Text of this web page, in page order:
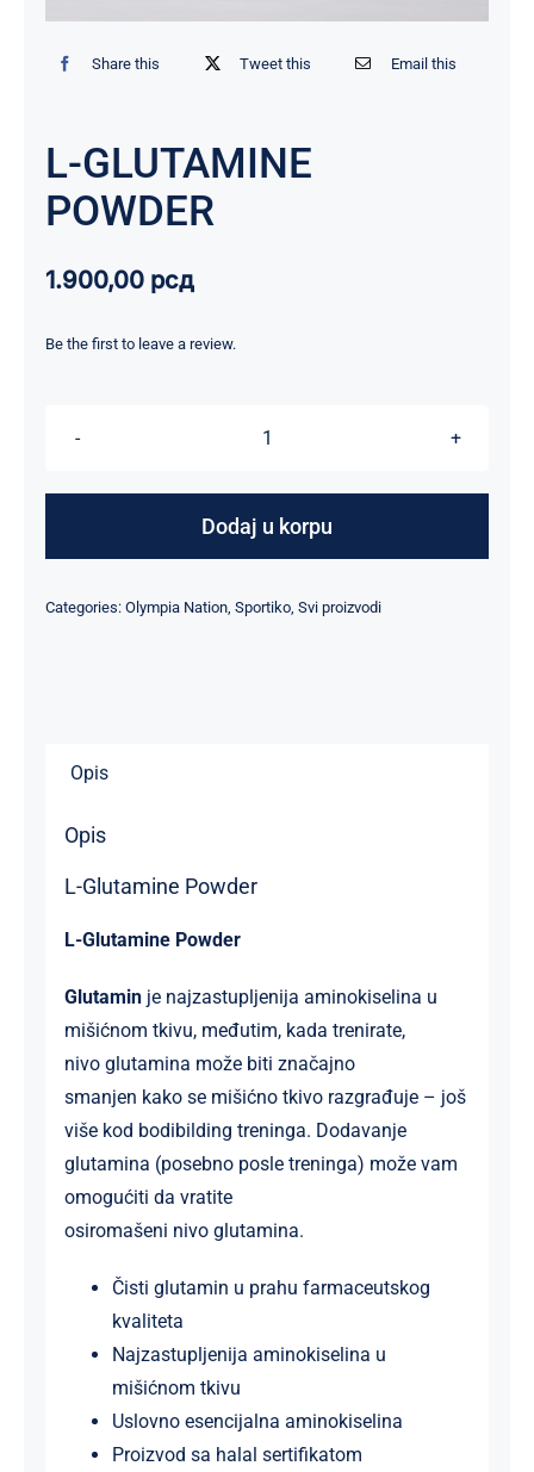
Share this Tweet this Email this
L-GLUTAMINE
POWDER
1.900,00 рсд
Be the first to leave a review.
POWDER
Dodaj u korpu
Categories: Olympia Nation, Sportiko, Svi proizvodi
Opis
Opis
L-Glutamine Powder
L-Glutamine Powder
Glutaminje najzastupljenija aminokiselina u
mišićnom tkivu, međutim, kada trenirate,
nivo glutamina može biti značajno
smanjen kako se mišićno tkivo razgrađuje – još
više kod bodibilding treninga. Dodavanje
glutamina (posebno posle treninga) može vam
omogućiti da vratite
osiromašeni nivo glutamina.
Čisti glutamin u prahu farmaceutskog
kvaliteta
Najzastupljenija aminokiselina u
mišićnom tkivu
Uslovno esencijalna aminokiselina
Proizvod sa halal sertifikatom